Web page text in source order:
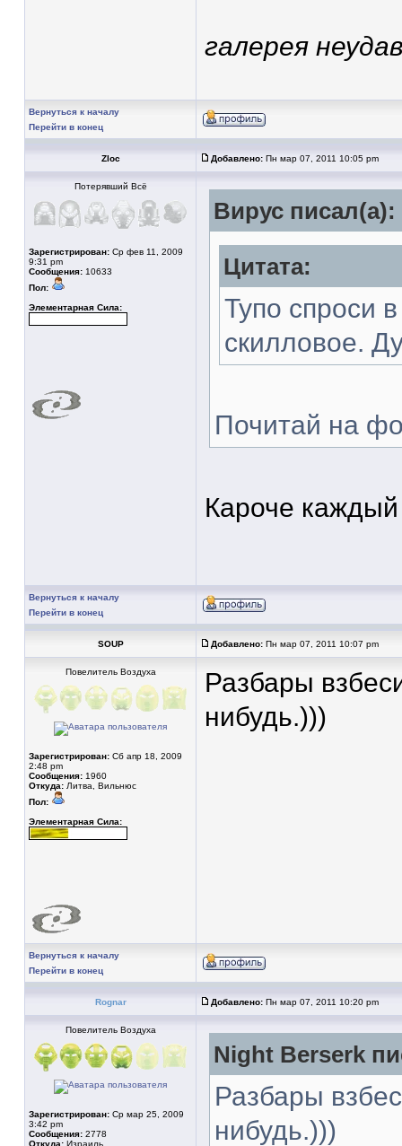
галерея
Вернуться к началу
Перейти в конец
Zloc Добавлено: Пн мар 07, 2011 10:05 pm
Потерявший Всё
Зарегистрирован: Ср фев 11, 2009
9:31 pm
Сообщения: 10633
Пол:
Элементарная Сила:
Вирус писал(а):
Цитата:
Тупо спроси
скилловое.
Почитай на
Кароче
Вернуться к началу
Перейти в конец
SOUP Добавлено: Пн мар 07, 2011 10:07 pm
Повелитель Воздуха
Зарегистрирован: Сб апр 18, 2009
2:48 pm
Сообщения: 1960
Откуда: Литва, Вильнюс
Пол:
Элементарная Сила:
Разбары
нибудь.)))
Вернуться к началу
Перейти в конец
Rognar Добавлено: Пн мар 07, 2011 10:20 pm
Повелитель Воздуха
Зарегистрирован: Ср мар 25, 2009
3:42 pm
Сообщения: 2778
Откуда: Израиль
Night Berserk
Разбары
нибудь.)))